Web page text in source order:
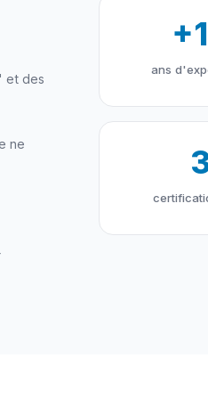
et des
ne
ans